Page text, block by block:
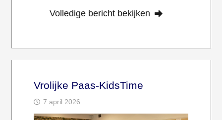
Volledige bericht bekijken
Vrolijke Paas-KidsTime
7 april 2026